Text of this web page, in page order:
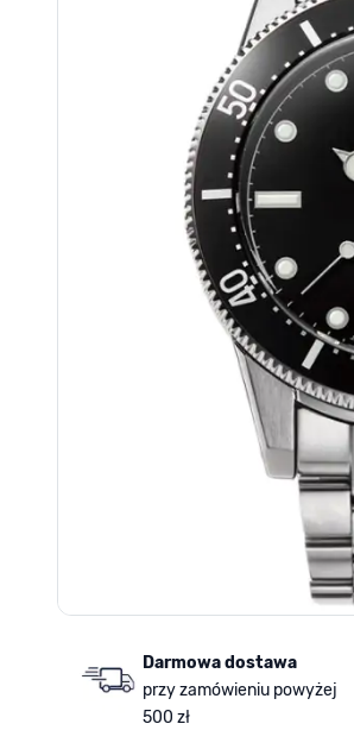
Darmowa dostawa
przy zamówieniu powyżej
500 zł